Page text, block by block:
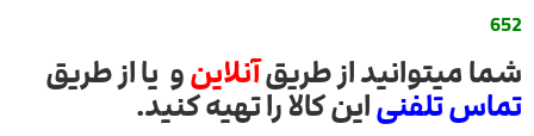
652
شما میتوانید از طریقآنلاینو یا از طریق
تماس تلفنیاین کالا را تهیه کنید.